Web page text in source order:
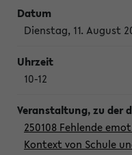
Dienstag, 11. August
10-12
250108 Fehlende
Kontext von Schule